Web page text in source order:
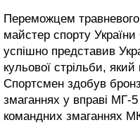
Переможцем
майстер спорту
успішно представив
кульової стрільби,
Спортсмен здобув
змаганнях у вправі МГ-
командних змаганнях